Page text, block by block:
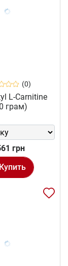
(0)
L-Carnitine
грам)
грн
Купить